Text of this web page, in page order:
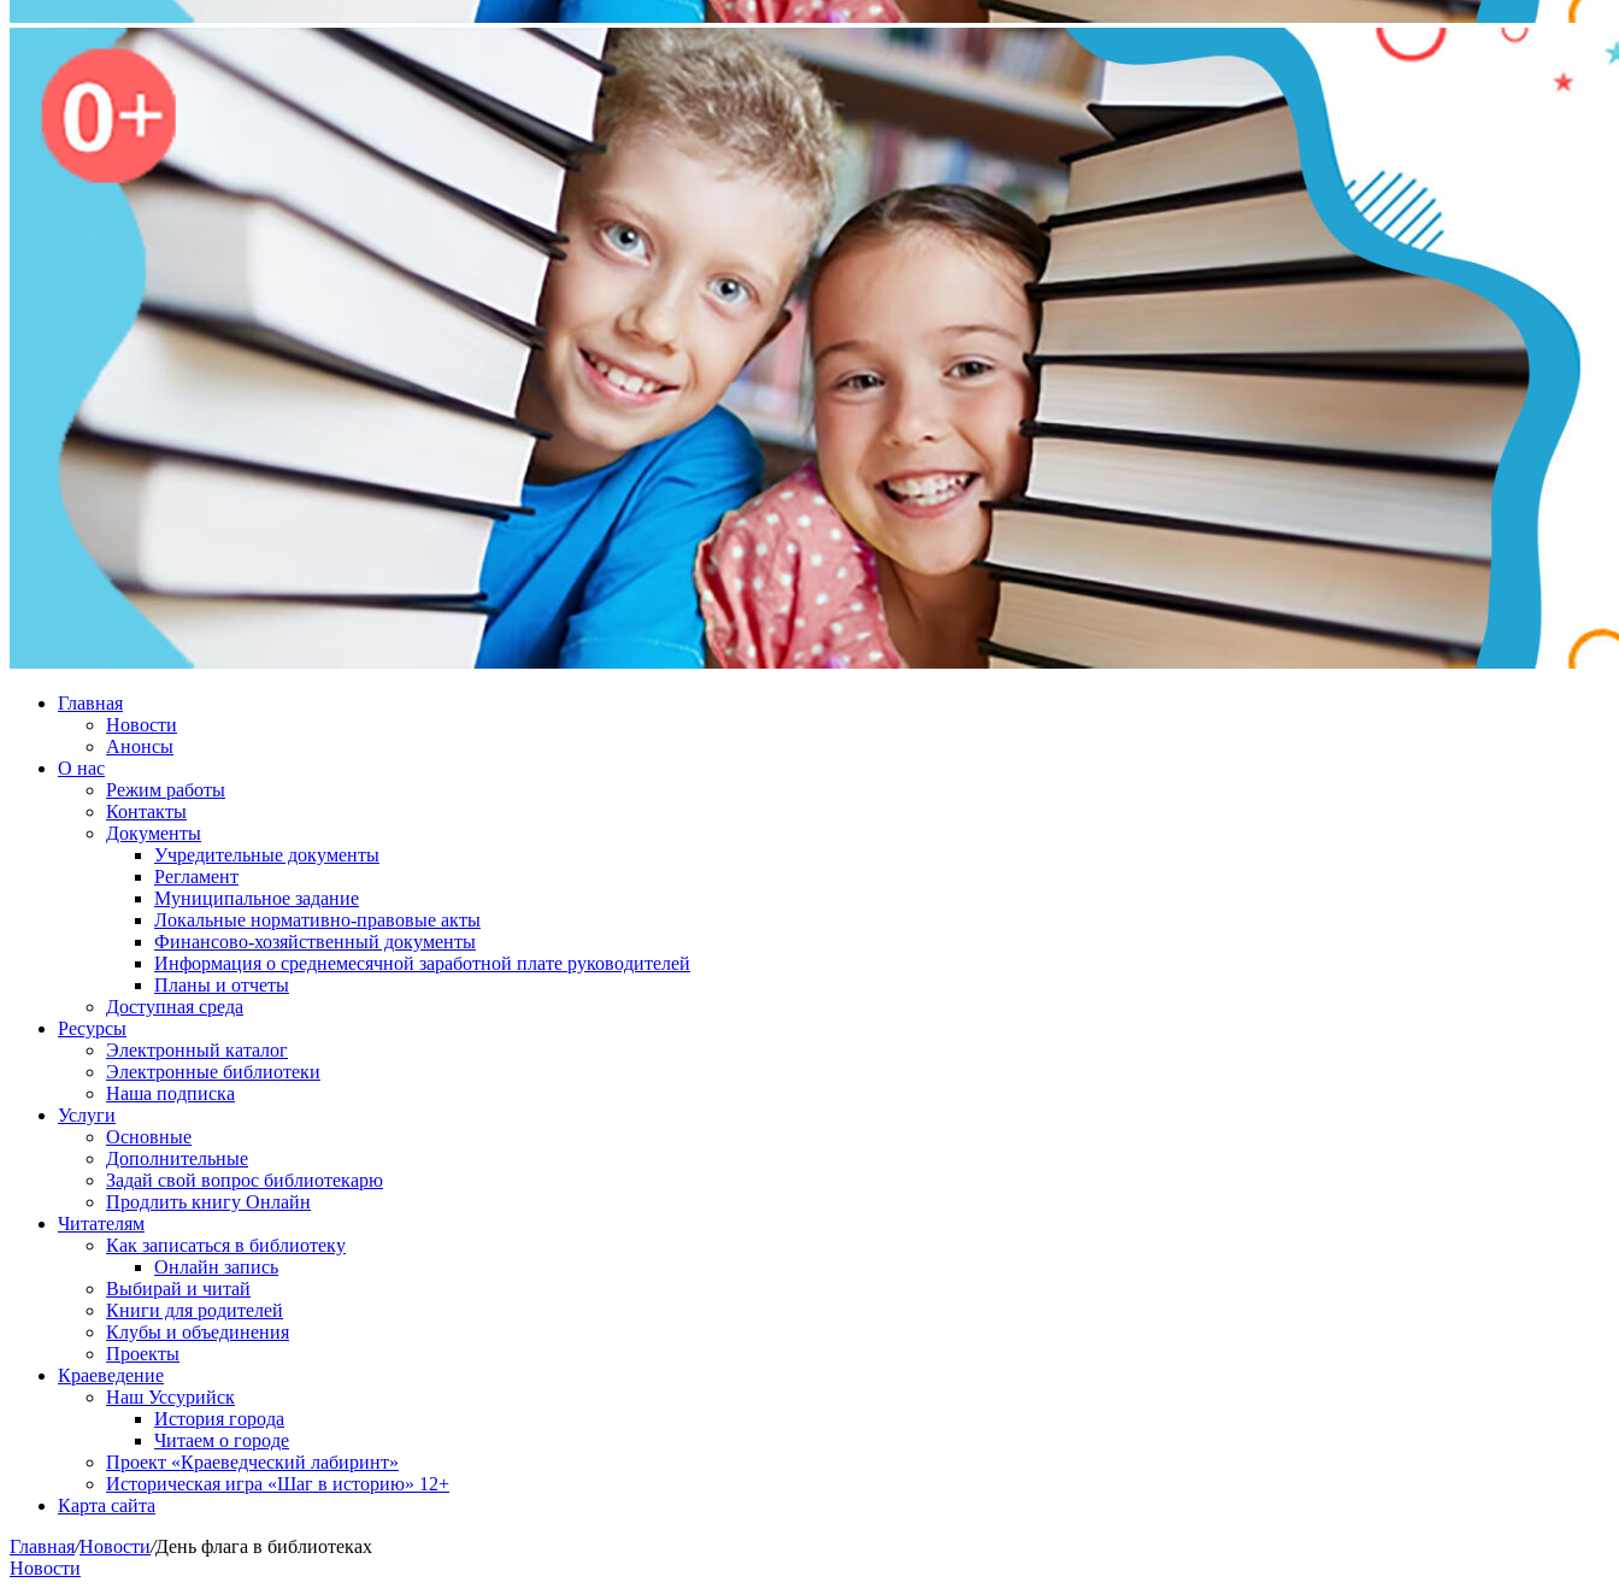
Главная
Новости
Анонсы
О нас
Режим работы
Контакты
Документы
Учредительные документы
Регламент
Муниципальное задание
Локальные нормативно-правовые акты
Финансово-хозяйственный документы
Информация о среднемесячной заработной плате руководителей
Планы и отчеты
Доступная среда
Ресурсы
Электронный каталог
Электронные библиотеки
Наша подписка
Услуги
Основные
Дополнительные
Задай свой вопрос библиотекарю
Продлить книгу Онлайн
Читателям
Как записаться в библиотеку
Онлайн запись
Выбирай и читай
Книги для родителей
Клубы и объединения
Проекты
Краеведение
Наш Уссурийск
История города
Читаем о городе
Проект «Краеведческий лабиринт»
Историческая игра «Шаг в историю» 12+
Карта сайта
Главная/Новости/День флага в библиотеках
Новости